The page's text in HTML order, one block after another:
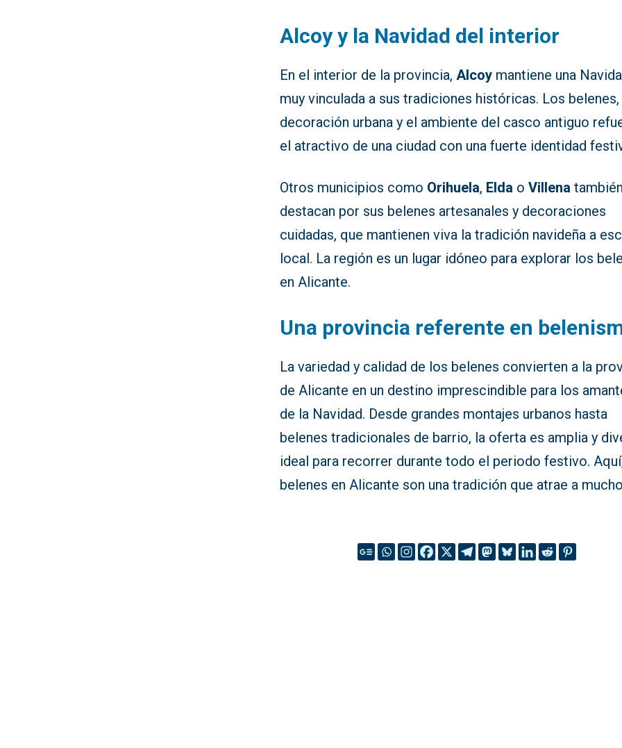
Alcoy y la Navidad del interior
En el interior de la provincia,Alcoy mantiene una
muy vinculada a sus tradiciones históricas. Los belenes,
decoración urbana y el ambiente del casco antiguo
el atractivo de una ciudad con una fuerte identidad
Otros municipios como Orihuela, Elda oVillena también
destacan por sus belenes artesanales y decoraciones
cuidadas, que mantienen viva la tradición navideña a
local. La región es un lugar idóneo para explorar los
en Alicante.
Una provincia referente en
La variedad y calidad de los belenes convierten a la
de Alicante en un destino imprescindible para los
de la Navidad. Desde grandes montajes urbanos hasta
belenes tradicionales de barrio, la oferta es amplia y
ideal para recorrer durante todo el periodo festivo.
belenes en Alicante son una tradición que atrae a